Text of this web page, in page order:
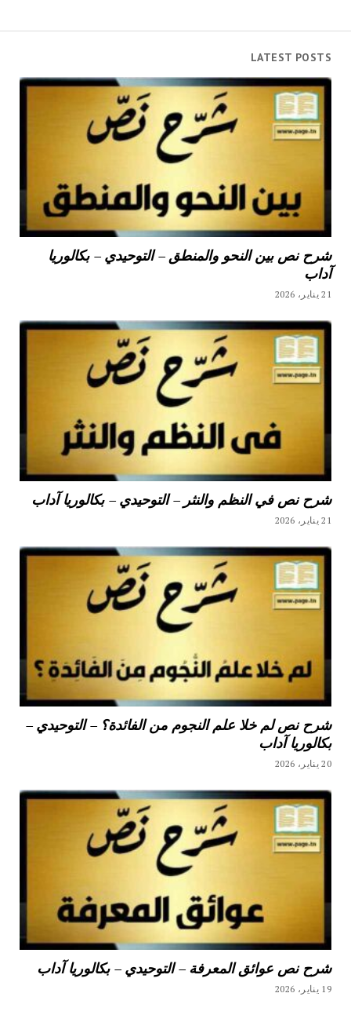
LATEST POSTS
شرح نص بين النحو والمنطق – التوحيدي – بكالوريا
آداب
21 يناير، 2026
شرح نص في النظم والنثر – التوحيدي – بكالوريا آداب
21 يناير، 2026
شرح نص لم خلا علم النجوم من الفائدة؟ – التوحيدي –
بكالوريا آداب
20 يناير، 2026
شرح نص عوائق المعرفة – التوحيدي – بكالوريا آداب
19 يناير، 2026